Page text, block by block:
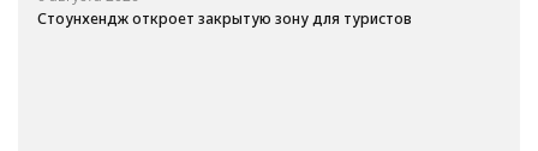
Стоунхендж откроет закрытую зону для туристов